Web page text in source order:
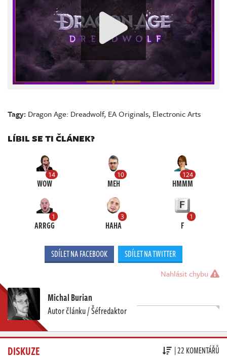
Tagy: Dragon Age: Dreadwolf, EA Originals, Electronic Arts
LÍBIL SE TI ČLÁNEK?
14
WOW
10
MEH
124
HMMM
1
ARRGG
3
HAHA
1
F
SDÍLET NA FACEBOOK SDÍLET NA TWITTER
Nahlásit chybu
Michal Burian
Autor článku / Šéfredaktor
DISKUZE | 22 KOMENTÁŘŮ